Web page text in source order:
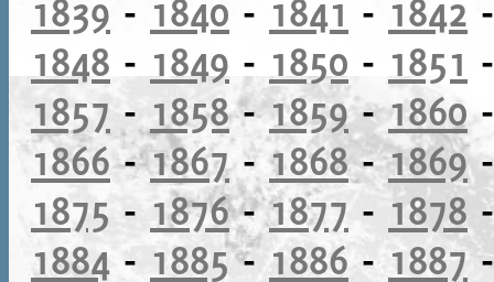
1839 - 1840 - 1841 - 1842
1848 - 1849 - 1850 - 1851
1857 - 1858-1859-1860
1866-1867- 1868-1869
1875 - 1876-1877 - 1878
1884 - 1885-1886- 1887